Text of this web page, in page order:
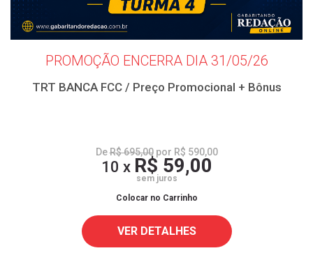
PROMOÇÃO ENCERRA DIA 31/05/26
TRT BANCA FCC / Preço Promocional + Bônus
DeR$ 695,00por R$ 590,00
10 x R$ 59,00
sem juros
Colocar no Carrinho
VER DETALHES